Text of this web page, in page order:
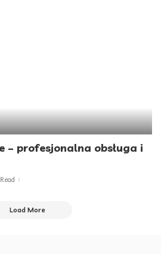
– profesjonalna obsługa i
Load More